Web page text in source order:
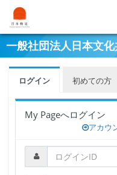
一般社団法人日本文
ログイン 初めての方
My Pageへログイン
アカウ